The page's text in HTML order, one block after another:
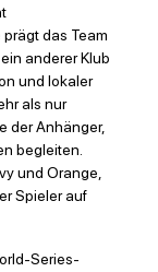
das Team
anderer Klub
und lokaler
als nur
der Anhänger,
begleiten.
und Orange,
Spieler auf
Series-